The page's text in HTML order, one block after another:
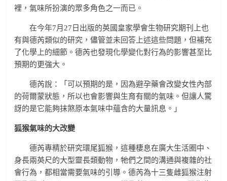
裡，氣味所扮演的眾多角色之一而已。
在今年7月27日出版的英國皇家學會生物研究期刊上也
有與德芮類似的研究，儘管並未回答上述這些問題，但補充
了化學上的細節。德芮也發現化學變化對行為的影響甚至比
預期的更強大。
德芮說：「可以預期的是，因為避孕藥會改變女性內部
的荷爾蒙狀態，所以也會影響與生育有關的氣味。但讓人驚
訝的是它能夠抹煞原本氣味中蘊含的大量訊息。」
狐猴氣味的大改變
德芮專精於研究環尾狐猴，這種棲息在廣大生活圈中、
身長兩英尺的大型靈長類動物，牠們之間的溝通與複雜的社
會行為，都相當需要氣味的引導。德芮為十三隻雌狐猴注射